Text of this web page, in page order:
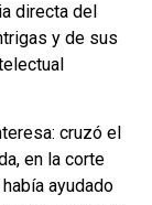
directa del
y de sus
cruzó el
en la corte
ayudado